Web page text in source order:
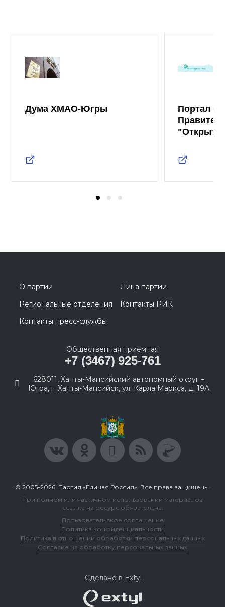
Дума ХМАО-Югры
Портал
О партии
Лица партии
Региональные отделения
Контакты РИК
Контакты пресс-службы
Общественная приемная
+7 (3467) 925-761
628011, Ханты-Мансийский автономный округ –
Югра, г. Ханты-Мансийск, ул. Карла Маркса, д. 19А
© 2005-2026, Партия «Единая Россия». Все права защищены.
При полном или частичном использовании материалов
ссылка на ресурс обязательна.
Пользовательское соглашение
Политика конфиденциальности
Политика в отношении обработки персональных данных
Согласие на обработку персональных данных
Сделано в Extyl